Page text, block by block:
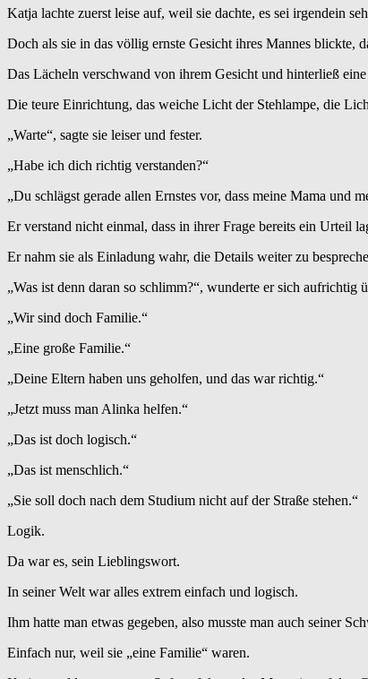
Katja lachte zuerst leise auf, weil sie dachte, es sei irgendein
Doch als sie in das völlig ernste Gesicht ihres Mannes blickte,
Das Lächeln verschwand von ihrem Gesicht und hinterließ
Die teure Einrichtung, das weiche Licht der Stehlampe, die
„Warte“, sagte sie leiser und fester.
„Habe ich dich richtig verstanden?“
„Du schlägst gerade allen Ernstes vor, dass meine Mama und
Er verstand nicht einmal, dass in ihrer Frage bereits ein Urteil
Er nahm sie als Einladung wahr, die Details weiter zu
„Was ist denn daran so schlimm?“, wunderte er sich aufrichtig
„Wir sind doch Familie.“
„Eine große Familie.“
„Deine Eltern haben uns geholfen, und das war richtig.“
„Jetzt muss man Alinka helfen.“
„Das ist doch logisch.“
„Das ist menschlich.“
„Sie soll doch nach dem Studium nicht auf der Straße stehen.“
Logik.
Da war es, sein Lieblingswort.
In seiner Welt war alles extrem einfach und logisch.
Ihm hatte man etwas gegeben, also musste man auch seiner
Einfach nur, weil sie „eine Familie“ waren.